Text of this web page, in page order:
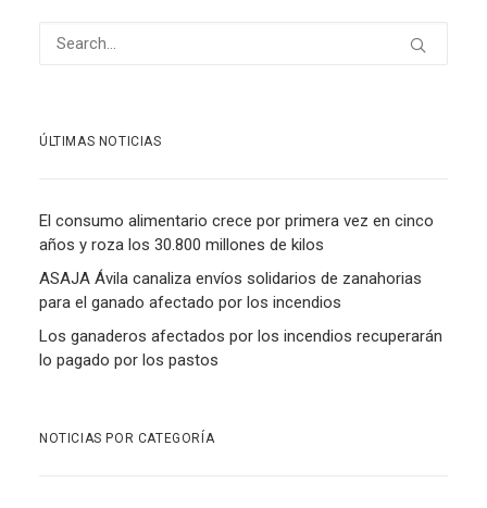
ÚLTIMAS NOTICIAS
El consumo alimentario crece por primera vez en cinco
años y roza los 30.800 millones de kilos
ASAJA Ávila canaliza envíos solidarios de zanahorias
para el ganado afectado por los incendios
Los ganaderos afectados por los incendios recuperarán
lo pagado por los pastos
NOTICIAS POR CATEGORÍA